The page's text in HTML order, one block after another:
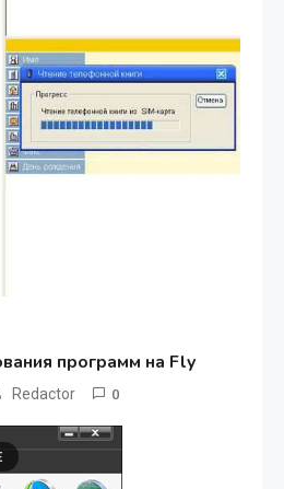
программ на Fly
Redactor 0